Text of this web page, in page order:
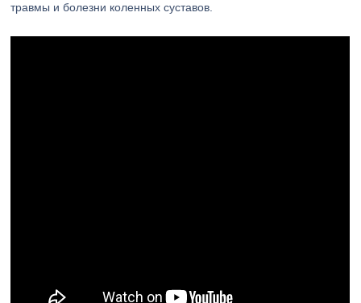
травмы и болезни коленных суставов.